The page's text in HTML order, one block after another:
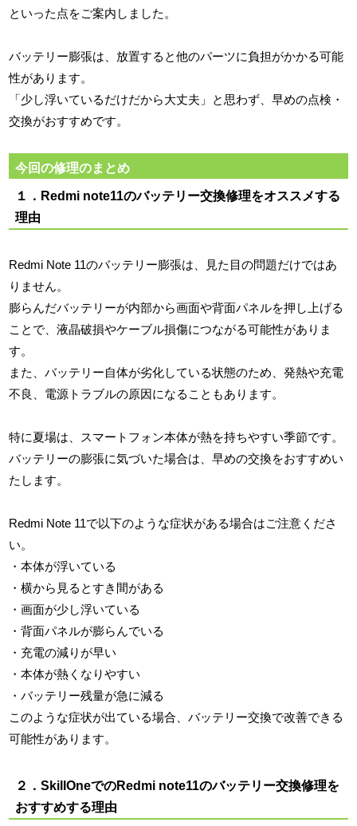
といった点をご案内しました。
バッテリー膨張は、放置すると他のパーツに負担がかかる可能
性があります。
「少し浮いているだけだから大丈夫」と思わず、早めの点検・
交換がおすすめです。
今回の修理のまとめ
１．Redmi note11のバッテリー交換修理をオススメする
理由
Redmi Note 11のバッテリー膨張は、見た目の問題だけではあ
りません。
膨らんだバッテリーが内部から画面や背面パネルを押し上げる
ことで、液晶破損やケーブル損傷につながる可能性がありま
す。
また、バッテリー自体が劣化している状態のため、発熱や充電
不良、電源トラブルの原因になることもあります。
特に夏場は、スマートフォン本体が熱を持ちやすい季節です。
バッテリーの膨張に気づいた場合は、早めの交換をおすすめい
たします。
Redmi Note 11で以下のような症状がある場合はご注意くださ
い。
・本体が浮いている
・横から見るとすき間がある
・画面が少し浮いている
・背面パネルが膨らんでいる
・充電の減りが早い
・本体が熱くなりやすい
・バッテリー残量が急に減る
このような症状が出ている場合、バッテリー交換で改善できる
可能性があります。
２．SkillOneでのRedmi note11のバッテリー交換修理を
おすすめする理由